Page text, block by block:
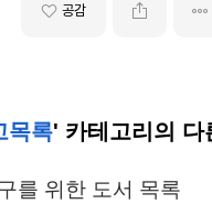
공감
목록' 카테고리의 다
를 위한 도서 목록